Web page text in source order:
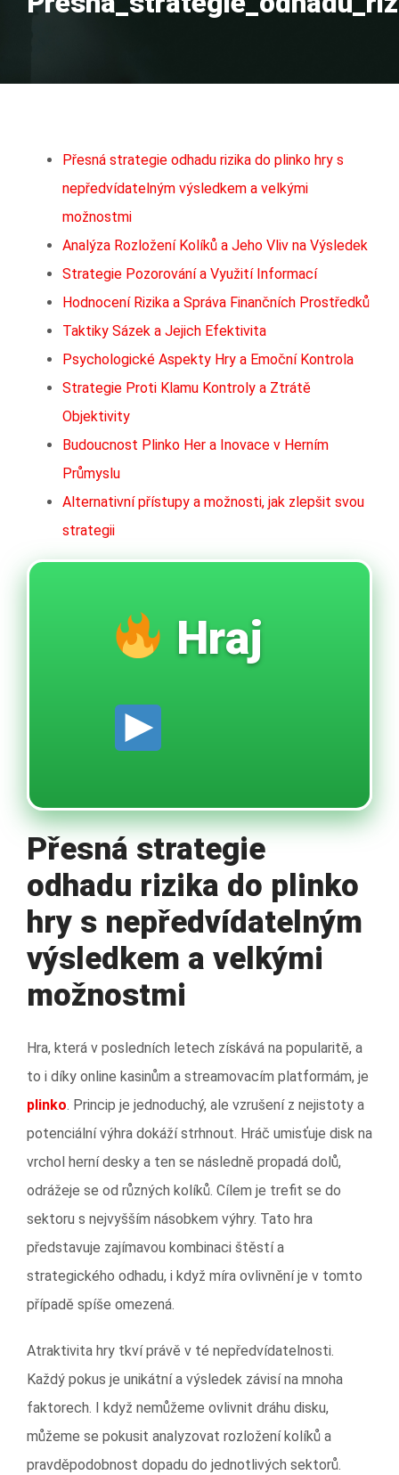
Přesná strategie odhadu rizika do plinko hry s
nepředvídatelným výsledkem a velkými
možnostmi
Analýza Rozložení Kolíků a Jeho Vliv na Výsledek
Strategie Pozorování a Využití Informací
Hodnocení Rizika a Správa Finančních Prostředků
Taktiky Sázek a Jejich Efektivita
Psychologické Aspekty Hry a Emoční Kontrola
Strategie Proti Klamu Kontroly a Ztrátě
Objektivity
Budoucnost Plinko Her a Inovace v Herním
Průmyslu
Alternativní přístupy a možnosti, jak zlepšit svou
strategii
Hraj
Přesná strategie
odhadu rizika do plinko
hry s nepředvídatelným
výsledkem a velkými
možnostmi
Hra, která v posledních letech získává na popularitě, a
to i díky online kasinům a streamovacím platformám, je
plinko. Princip je jednoduchý, ale vzrušení z nejistoty a
potenciální výhra dokáží strhnout. Hráč umisťuje disk na
vrchol herní desky a ten se následně propadá dolů,
odrážeje se od různých kolíků. Cílem je trefit se do
sektoru s nejvyšším násobkem výhry. Tato hra
představuje zajímavou kombinaci štěstí a
strategického odhadu, i když míra ovlivnění je v tomto
případě spíše omezená.
Atraktivita hry tkví právě v té nepředvídatelnosti.
Každý pokus je unikátní a výsledek závisí na mnoha
faktorech. I když nemůžeme ovlivnit dráhu disku,
můžeme se pokusit analyzovat rozložení kolíků a
pravděpodobnost dopadu do jednotlivých sektorů.